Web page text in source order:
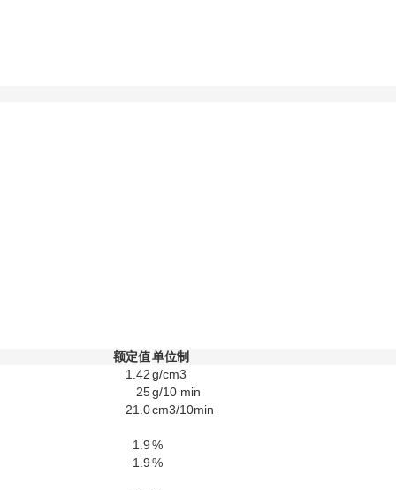
额定值单位制
1.42g/cm3
25g/10 min
21.0cm3/10min
1.9%
1.9%